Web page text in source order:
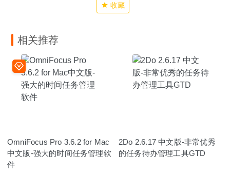
收藏
相关推荐
OmniFocus Pro 3.6.2 for Mac
中文版-强大的时间任务管理软
件
2Do 2.6.17 中文版-非常优秀
的任务待办管理工具GTD